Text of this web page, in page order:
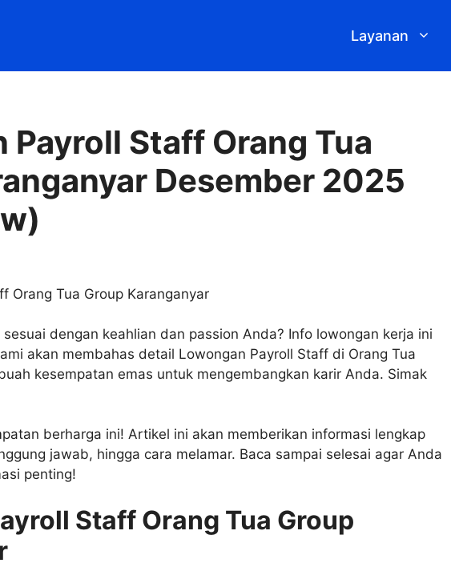
Layanan
Payroll Staff Orang Tua
Desember 2025
dengan keahlian dan passion Anda? Info lowongan kerja ini
akan membahas detail Lowongan Payroll Staff di Orang Tua
kesempatan emas untuk mengembangkan karir Anda. Simak
berharga ini! Artikel ini akan memberikan informasi lengkap
jawab, hingga cara melamar. Baca sampai selesai agar Anda
penting!
Staff Orang Tua Group